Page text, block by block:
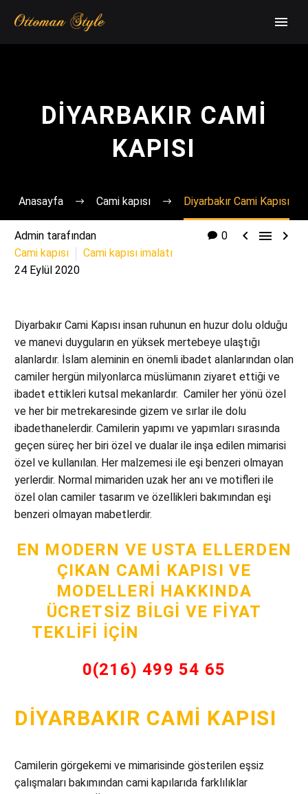
DIYARBAKIR CAMI
KAPISI
Anasayfa Cami kapısı Diyarbakır Cami Kapısı
0   
Admin tarafından
Cami kapısı
Cami kapısı imalatı
24 Eylül 2020
Diyarbakır Cami Kapısı insan ruhunun en huzur dolu olduğu
ve manevi duyguların en yüksek mertebeye ulaştığı
alanlardır. İslam aleminin en önemli ibadet alanlarından olan
camiler hergün milyonlarca müslümanın ziyaret ettiği ve
ibadet ettikleri kutsal mekanlardır. Camiler her yönü özel
ve her bir metrekaresinde gizem ve sırlar ile dolu
ibadethanelerdir. Camilerin yapımı ve yapımları sırasında
geçen süreç her biri özel ve dualar ile inşa edilen mimarisi
özel ve kullanılan. Her malzemesi ile eşi benzeri olmayan
yerlerdir. Normal mimariden uzak her anı ve motifleri ile
özel olan camiler tasarım ve özellikleri bakımından eşi
benzeri olmayan mabetlerdir.
EN MODERN VE USTA ELLERDEN
ÇIKAN CAMI KAPISI VE
MODELLERI HAKKINDA
ÜCRETSIZ BILGI VE FIYAT
TEKLIFI İÇIN
0(216) 499 54 65
DIYARBAKIR CAMI KAPISI
Camilerin görgekemi ve mimarisinde gösterilen eşsiz
çalışmaları bakımından cami kapılarıda farklılıklar